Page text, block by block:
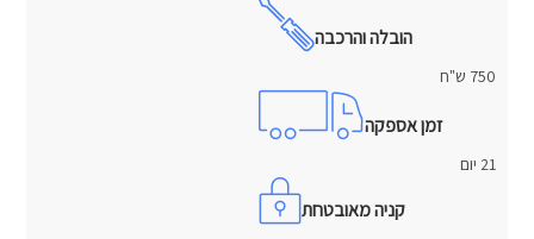
הובלה והרכבה
750 ש"ח
זמן אספקה
21 יום
קניה מאובטחת